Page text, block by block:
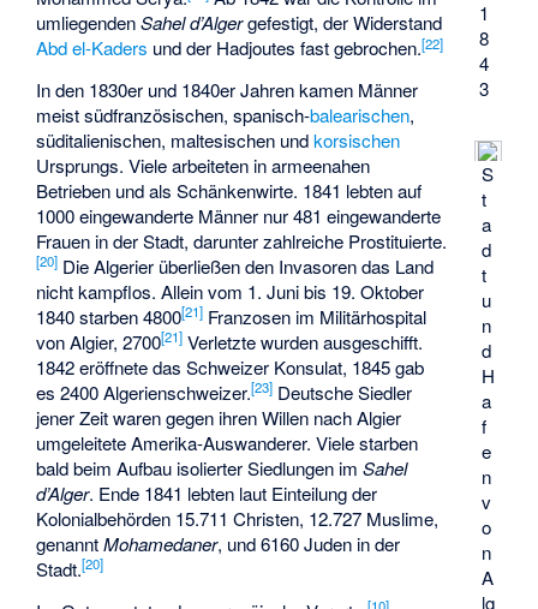
1
8
4
3
S
t
a
d
t
u
n
d
H
a
f
e
n
v
o
n
A
lg
umliegendenSahel d’Algergefestigt, der Widerstand
Abd el-Kaders und der Hadjoutes fast gebrochen.[22]
In den 1830er und 1840er Jahren kamen Männer
meist südfranzösischen, spanisch-balearischen,
süditalienischen, maltesischen undkorsischen
Ursprungs. Viele arbeiteten in armeenahen
Betrieben und als Schänkenwirte. 1841 lebten auf
1000 eingewanderte Männer nur 481 eingewanderte
Frauen in der Stadt, darunter zahlreiche Prostituierte.
[20] Die Algerier überließen den Invasoren das Land
nicht kampflos. Allein vom 1. Juni bis 19. Oktober
1840 starben 4800[21] Franzosen im Militärhospital
von Algier, 2700[21] Verletzte wurden ausgeschifft.
1842 eröffnete das Schweizer Konsulat, 1845 gab
es 2400Algerienschweizer.[23] Deutsche Siedler
jener Zeit waren gegen ihren Willen nach Algier
umgeleitete Amerika-Auswanderer. Viele starben
bald beim Aufbau isolierter Siedlungen imSahel
d’Alger. Ende 1841 lebten laut Einteilung der
Kolonialbehörden 15.711 Christen, 12.727 Muslime,
genanntMohamedaner, und 6160 Juden in der
Stadt.[20]